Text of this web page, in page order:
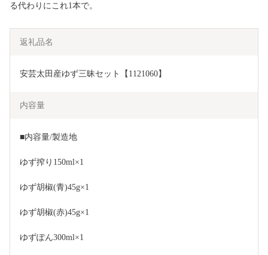
る代わりにこれ1本で。
返礼品名
安芸太田産ゆず三昧セット【1121060】
内容量
■内容量/製造地
ゆず搾り150ml×1
ゆず胡椒(青)45g×1
ゆず胡椒(赤)45g×1
ゆずぽん300ml×1